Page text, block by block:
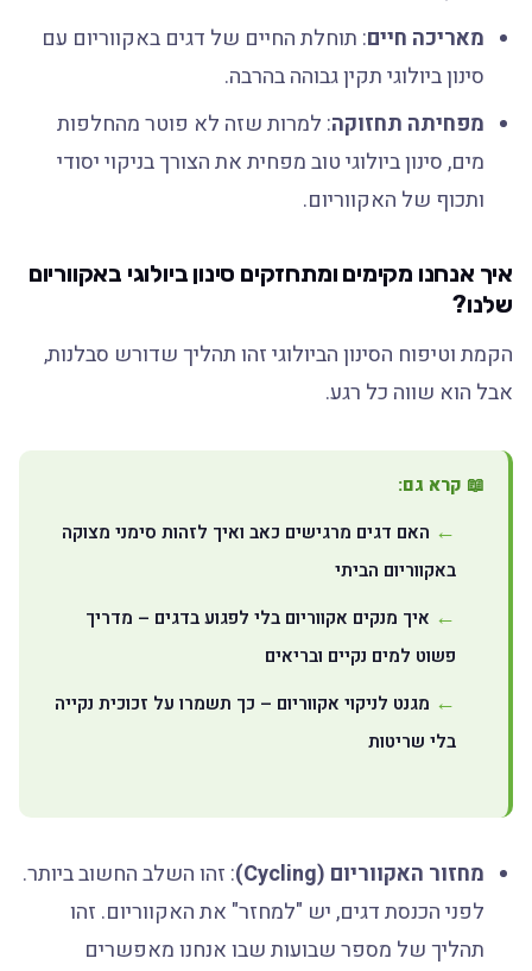
מאריכה חיים: תוחלת החיים של דגים באקווריום עם
סינון ביולוגי תקין גבוהה בהרבה.
מפחיתה תחזוקה: למרות שזה לא פוטר מהחלפות
מים, סינון ביולוגי טוב מפחית את הצורך בניקוי יסודי
ותכוף של האקווריום.
איך אנחנו מקימים ומתחזקים סינון ביולוגי באקווריום
שלנו?
הקמת וטיפוח הסינון הביולוגי זהו תהליך שדורש סבלנות,
אבל הוא שווה כל רגע.
📖 קרא גם:
האם דגים מרגישים כאב ואיך לזהות סימני מצוקה
באקווריום הביתי
איך מנקים אקווריום בלי לפגוע בדגים – מדריך
פשוט למים נקיים ובריאים
מגנט לניקוי אקווריום – כך תשמרו על זכוכית נקייה
בלי שריטות
מחזור האקווריום (Cycling)
: זהו השלב החשוב ביותר.
לפני הכנסת דגים, יש "למחזר" את האקווריום. זהו
תהליך של מספר שבועות שבו אנחנו מאפשרים